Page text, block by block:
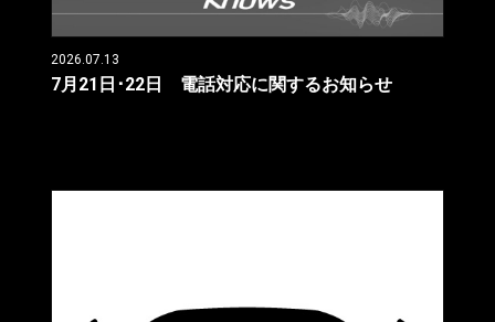
2026.07.13
7月21日･22日 電話対応に関するお知らせ